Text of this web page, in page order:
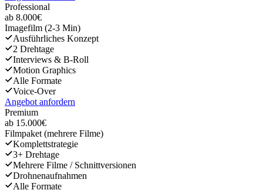
Professional
ab 8.000€
Imagefilm (2-3 Min)
Ausführliches Konzept
2 Drehtage
Interviews & B-Roll
Motion Graphics
Alle Formate
Voice-Over
Angebot anfordern
Premium
ab 15.000€
Filmpaket (mehrere Filme)
Komplettstrategie
3+ Drehtage
Mehrere Filme / Schnittversionen
Drohnenaufnahmen
Alle Formate